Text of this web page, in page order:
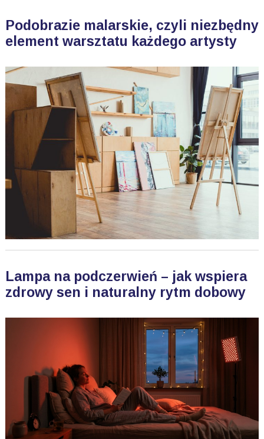
Podobrazie malarskie, czyli niezbędny
element warsztatu każdego artysty
Lampa na podczerwień – jak wspiera
zdrowy sen i naturalny rytm dobowy